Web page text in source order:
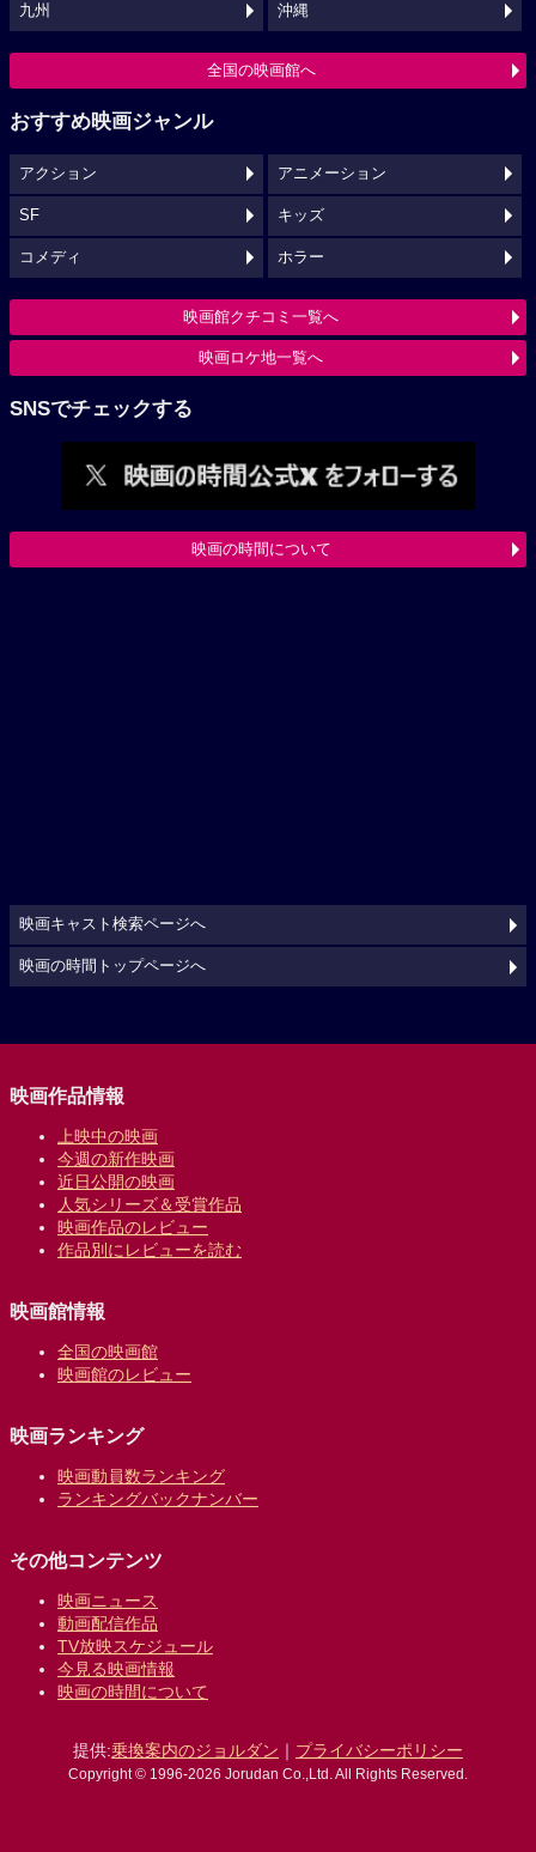
九州 沖縄
全国の映画館へ
おすすめ映画ジャンル
アクション アニメーション
SF キッズ
コメディ ホラー
映画館クチコミ一覧へ
映画ロケ地一覧へ
SNSでチェックする
映画の時間について
映画キャスト検索ページへ
映画の時間トップページへ
映画作品情報
上映中の映画
今週の新作映画
近日公開の映画
人気シリーズ＆受賞作品
映画作品のレビュー
作品別にレビューを読む
映画館情報
全国の映画館
映画館のレビュー
映画ランキング
映画動員数ランキング
ランキングバックナンバー
その他コンテンツ
映画ニュース
動画配信作品
TV放映スケジュール
今見る映画情報
映画の時間について
提供:乗換案内のジョルダン ｜ プライバシーポリシー
Copyright © 1996-2026 Jorudan Co.,Ltd. All Rights Reserved.